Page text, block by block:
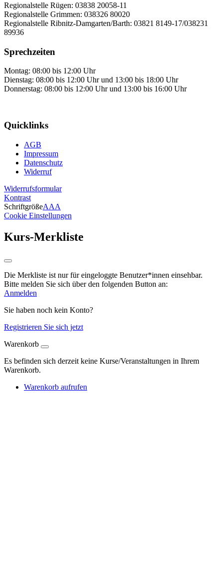
Regionalstelle Rügen: 03838 20058-11
Regionalstelle Grimmen: 038326 80020
Regionalstelle Ribnitz-Damgarten/Barth: 03821 8149-17/038231
89936
Sprechzeiten
Montag: 08:00 bis 12:00 Uhr
Dienstag: 08:00 bis 12:00 Uhr und 13:00 bis 18:00 Uhr
Donnerstag: 08:00 bis 12:00 Uhr und 13:00 bis 16:00 Uhr
Quicklinks
AGB
Impressum
Datenschutz
Widerruf
Widerrufsformular
Kontrast
SchriftgrößeAAA
Cookie Einstellungen
Kurs-Merkliste
Die Merkliste ist nur für eingeloggte Benutzer*innen einsehbar.
Bitte melden Sie sich über den folgenden Button an:
Anmelden
Sie haben noch kein Konto?
Registrieren Sie sich jetzt
Warenkorb
Es befinden sich derzeit keine Kurse/Veranstaltungen in Ihrem
Warenkorb.
Warenkorb aufrufen